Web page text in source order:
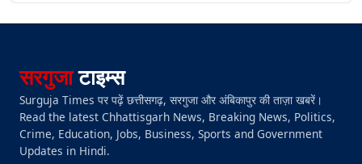
सरगुजाटाइम्स
Surguja Times पर पढ़ें छत्तीसगढ़, सरगुजा और अंबिकापुर की ताज़ा खबरें।
Read the latest Chhattisgarh News, Breaking News, Politics,
Crime, Education, Jobs, Business, Sports and Government
Updates in Hindi.